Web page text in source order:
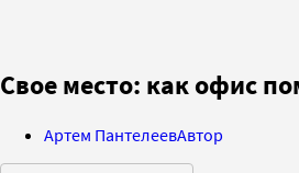
Свое место: как офис
Артем ПантелеевАвтор